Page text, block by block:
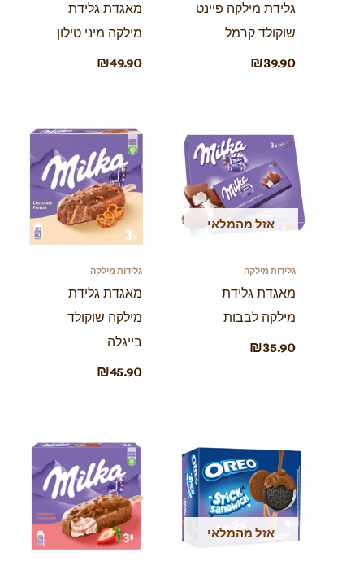
גלידת מילקה פיינט
שוקולד קרמל
₪39.90
מאגדת גלידת
מילקה מיני טילון
₪49.90
אזל מהמלאי
גלידות מילקה
מאגדת גלידת
מילקה לבבות
₪35.90
גלידות מילקה
מאגדת גלידת
מילקה שוקולד
בייגלה
₪45.90
אזל מהמלאי